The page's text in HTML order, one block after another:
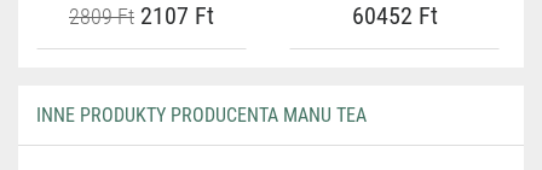
2809 Ft 2107 Ft 60452 Ft
INNE PRODUKTY PRODUCENTA MANU TEA